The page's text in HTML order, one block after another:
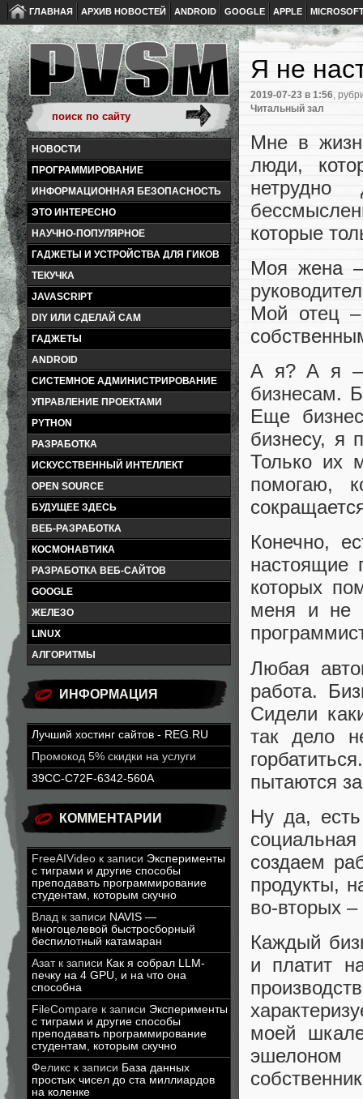
ГЛАВНАЯ АРХИВ НОВОСТЕЙ ANDROID GOOGLE APPLE
НОВОСТИ
ПРОГРАММИРОВАНИЕ
ИНФОРМАЦИОННАЯ БЕЗОПАСНОСТЬ
ЭТО ИНТЕРЕСНО
НАУЧНО-ПОПУЛЯРНОЕ
ГАДЖЕТЫ И УСТРОЙСТВА ДЛЯ ГИКОВ
ТЕКУЧКА
JAVASCRIPT
DIY ИЛИ СДЕЛАЙ САМ
ГАДЖЕТЫ
ANDROID
СИСТЕМНОЕ АДМИНИСТРИРОВАНИЕ
УПРАВЛЕНИЕ ПРОЕКТАМИ
PYTHON
РАЗРАБОТКА
ИСКУССТВЕННЫЙ ИНТЕЛЛЕКТ
OPEN SOURCE
БУДУЩЕЕ ЗДЕСЬ
ВЕБ-РАЗРАБОТКА
КОСМОНАВТИКА
РАЗРАБОТКА ВЕБ-САЙТОВ
GOOGLE
ЖЕЛЕЗО
LINUX
АЛГОРИТМЫ
ИНФОРМАЦИЯ
Лучший хостинг сайтов - REG.RU
Промокод 5% скидки на услуги
39CC-C72F-6342-560A
КОММЕНТАРИИ
FreeAIVideo к записи Эксперименты
с тиграми и другие способы
преподавать программирование
студентам, которым скучно
Влад к записи NAVIS —
многоцелевой быстросборный
беспилотный катамаран
Азатк записи Как я собрал LLM-
печку на 4 GPU, и на что она
способна
FileCompare к записи Эксперименты
с тиграми и другие способы
преподавать программирование
студентам, которым скучно
Феликс к записи База данных
простых чисел до ста миллиардов
на коленке
Я не
2019-07-23 в 1:56,
Читальный зал
Мне в
люди,
нетрудно
которые
Моя жена
Мой отец –
А я? А я –
бизнесам.
Еще
бизнесу, я
Только их
помогаю,
Конечно,
настоящие
которых
меня и не
Любая
работа.
Сидели
так дело
пытаются
Ну да,
создаем
продукты,
во-вторых
Каждый
и платит
моей
эшелоном